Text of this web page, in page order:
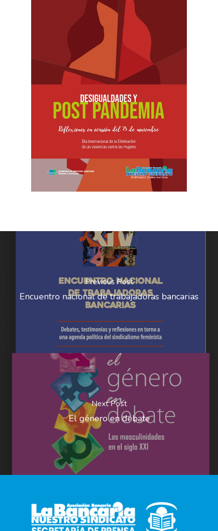
Previous Post
Encuentro nacional de trabajadoras bancarias
Next Post
El género en debate